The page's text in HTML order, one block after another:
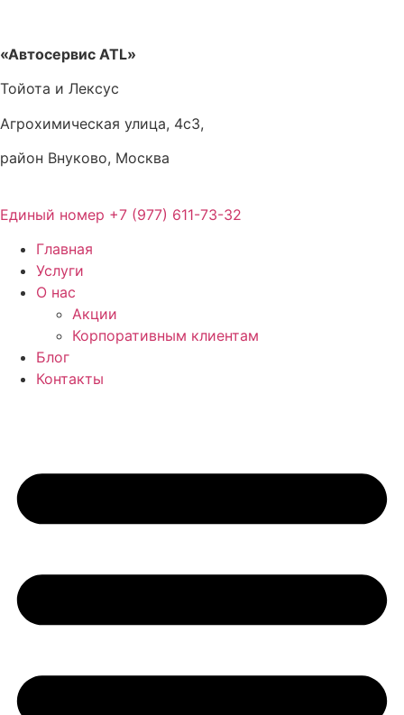
содержимому
«Автосервис ATL»
Тойота и Лексус
Агрохимическая улица, 4с3,
район Внуково, Москва
Единый номер +7 (977) 611-73-32
Главная
Услуги
О нас
Акции
Корпоративным клиентам
Блог
Контакты